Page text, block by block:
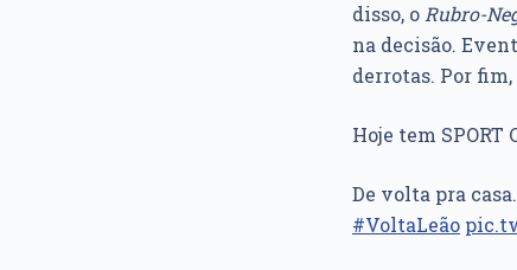
disso, o Rubro-
na decisão.
derrotas. Por
Hoje tem SPORT
De volta pra
#VoltaLeão